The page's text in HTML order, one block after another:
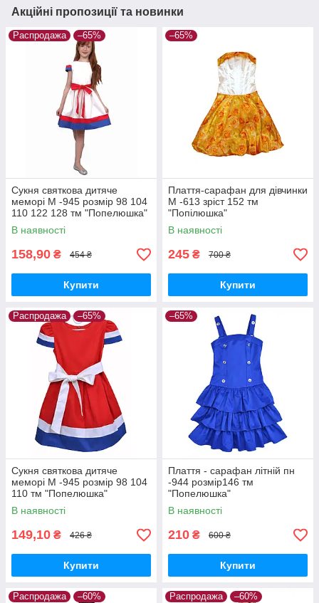
Акційні пропозиції та новинки
Распродажа –65%
Сукня святкова дитяче
меморі М -945 розмір 98 104
110 122 128 тм "Попелюшка"
В наявності
158,90 ₴ 454 ₴
Купити
–65%
Плаття-сарафан для дівчинки
М -613 зріст 152 тм
"Попілюшка"
В наявності
245 ₴ 700 ₴
Купити
Распродажа –65%
Сукня святкова дитяче
меморі М -945 розмір 98 104
110 тм "Попелюшка"
В наявності
149,10 ₴ 426 ₴
Купити
–65%
Плаття - сарафан літній пн
-944 розмір146 тм
"Попелюшка"
В наявності
210 ₴ 600 ₴
Купити
Распродажа –60% Распродажа –60%